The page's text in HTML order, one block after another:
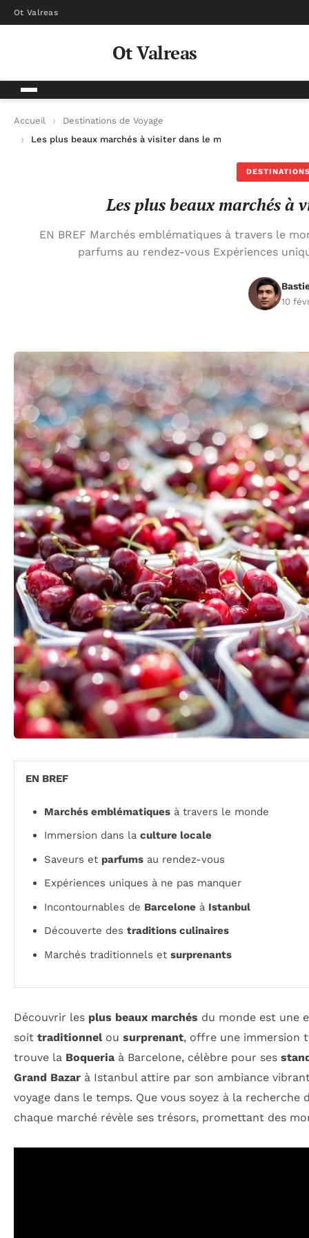
Ot Valreas
Ot Valreas
Accueil
Destinations de Voyage
Les plus beaux marchés à visiter dans le monde entier
Les plus beaux marchés à
EN BREF Marchés emblématiques à travers le
parfums au rendez-vous Expériences
10
EN BREF
Marchés emblématiques à travers le monde
Immersion dans la culture locale
Saveurs et parfums au rendez-vous
Expériences uniques à ne pas manquer
Incontournables de Barcelone à Istanbul
Découverte des traditions culinaires
Marchés traditionnels et surprenants
Découvrir les plus beaux marchés du monde est une
soit traditionnelou surprenant, offre une immersion
trouve la Boqueria à Barcelone, célèbre pour ses
Grand Bazar à Istanbul attire par son ambiance
voyage dans le temps. Que vous soyez à la recherche
chaque marché révèle ses trésors, promettant des